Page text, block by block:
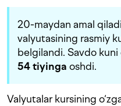
20-maydan amal
valyutasining rasmiy
belgilandi. Savdo
54 tiyinga oshdi.
Valyutalar kursining